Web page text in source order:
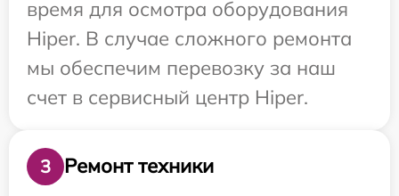
время для осмотра оборудования
Hiper. В случае сложного ремонта
мы обеспечим перевозку за наш
счет в сервисный центр Hiper.
3
Ремонт техники